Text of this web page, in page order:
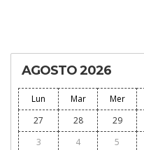
AGOSTO 2026
Lun Mar Mer
27
28 29
3
4 5